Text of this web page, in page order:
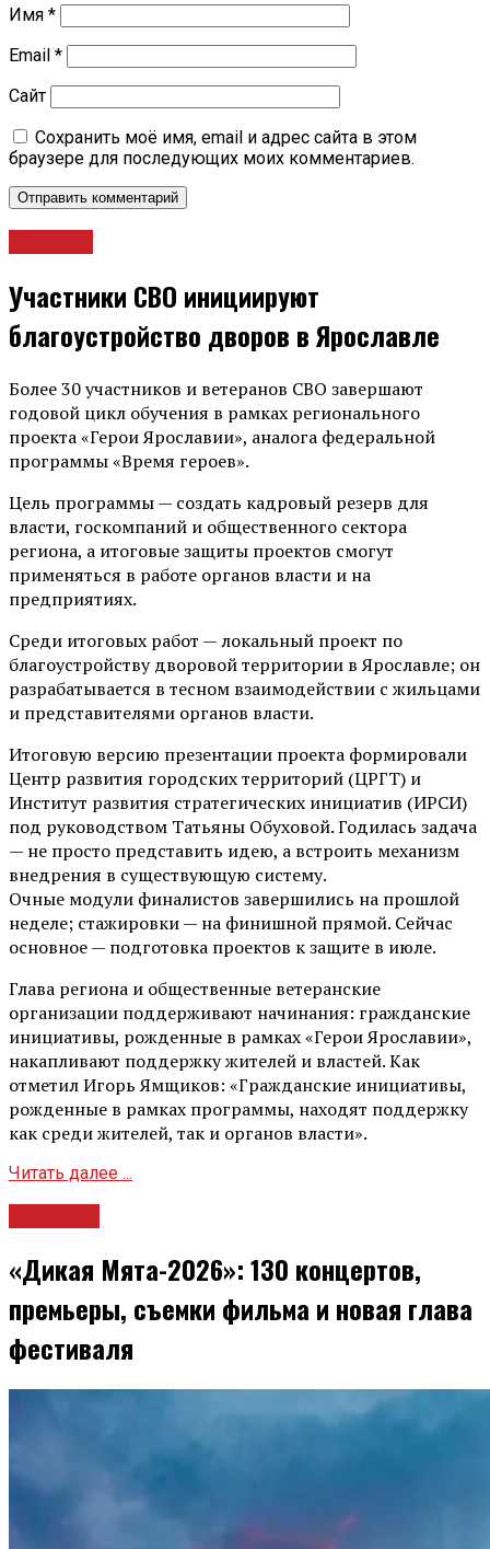
Имя *
Email *
Сайт
Сохранить моё имя, email и адрес сайта в этом
браузере для последующих моих комментариев.
Участники СВО инициируют
благоустройство дворов в Ярославле
Более 30 участников и ветеранов СВО завершают
годовой цикл обучения в рамках регионального
проекта «Герои Ярославии», аналога федеральной
программы «Время героев».
Цель программы — создать кадровый резерв для
власти, госкомпаний и общественного сектора
региона, а итоговые защиты проектов смогут
применяться в работе органов власти и на
предприятиях.
Среди итоговых работ — локальный проект по
благоустройству дворовой территории в Ярославле; он
разрабатывается в тесном взаимодействии с жильцами
и представителями органов власти.
Итоговую версию презентации проекта формировали
Центр развития городских территорий (ЦРГТ) и
Институт развития стратегических инициатив (ИРСИ)
под руководством Татьяны Обуховой. Годилась задача
— не просто представить идею, а встроить механизм
внедрения в существующую систему.
Очные модули финалистов завершились на прошлой
неделе; стажировки — на финишной прямой. Сейчас
основное — подготовка проектов к защите в июле.
Глава региона и общественные ветеранские
организации поддерживают начинания: гражданские
инициативы, рожденные в рамках «Герои Ярославии»,
накапливают поддержку жителей и властей. Как
отметил Игорь Ямщиков: «Гражданские инициативы,
рожденные в рамках программы, находят поддержку
как среди жителей, так и органов власти».
Читать далее ...
«Дикая Мята-2026»: 130 концертов,
премьеры, съемки фильма и новая глава
фестиваля